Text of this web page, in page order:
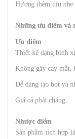
Hương thêm dịu nhẹ
Những ưu điểm và
Ưu điểm
Thiết kế dạng bình
Không gây cay mắt,
Dễ dàng tạo bọt và
Giá cả phải chăng.
Nhược điểm
Sản phẩm tích hợp